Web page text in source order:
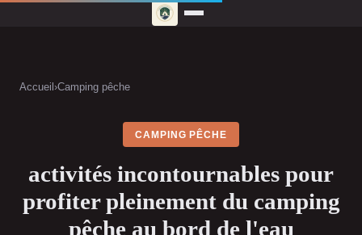
Accueil ›Camping pêche
CAMPING PÊCHE
activités incontournables pour
profiter pleinement du camping
pêche au bord de l'eau